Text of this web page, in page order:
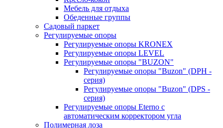
Мебель для отдыха
Обеденные группы
Садовый паркет
Регулируемые опоры
Регулируемые опоры KRONEX
Регулируемые опоры LEVEL
Регулируемые опоры "BUZON"
Регулируемые опоры "Buzon" (DPH -
серия)
Регулируемые опоры "Buzon" (DPS -
серия)
Регулируемые опоры Eterno с
автоматическим корректором угла
Полимерная лоза